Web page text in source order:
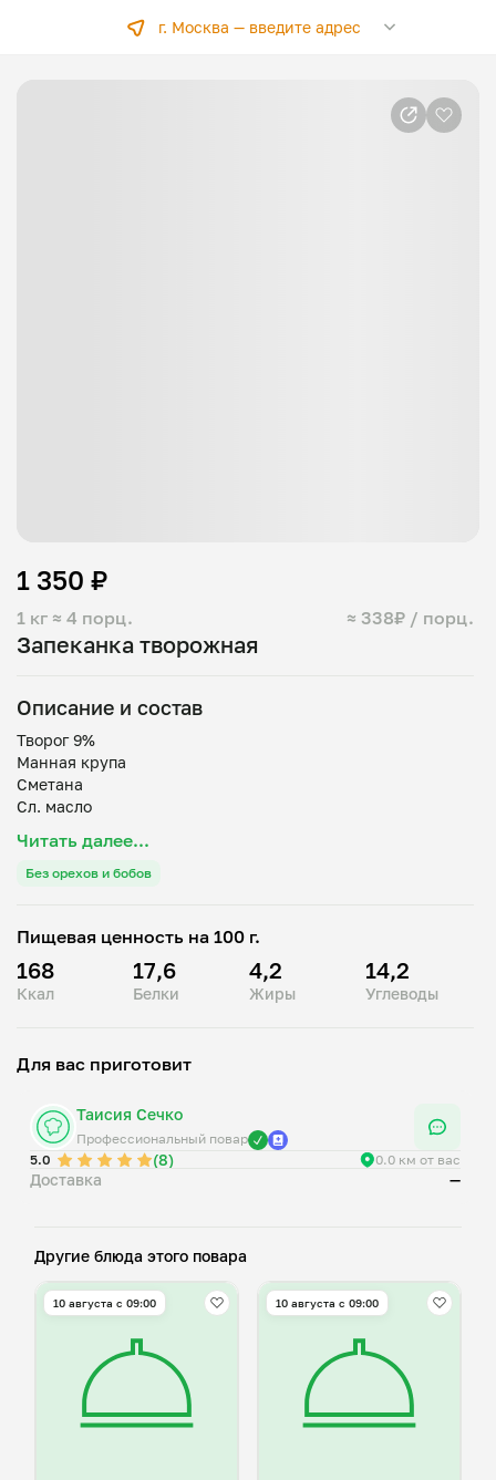
г. Москва —введите адрес
Запеканка творожная
1 кг ≈ 4 порц. ≈ 338₽ / порц.
1 350 ₽
Описание и состав
Творог 9%
Манная крупа
Сметана
Сл. масло
Сахар
Ванилин
Читать далее...
Без орехов и бобов
Пищевая ценность на 100 г.
168
Ккал
17,6
Белки
4,2
Жиры
14,2
Углеводы
Для вас приготовит
Таисия Сечко
Профессиональный повар
5.0
(8) 0.0 км от вас
Доставка —
Другие блюда этого повара
10 августа с 09:00 10 августа с 09:00